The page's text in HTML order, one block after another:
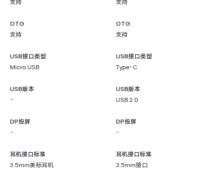
支持 支持
OTG
支持
OTG
支持
USB接口类型
Micro USB
USB接口类型
Type-C
USB版本
-
USB版本
USB 2.0
DP投屏
-
DP投屏
-
耳机接口标准
3.5mm美标耳机
耳机接口标准
3.5mm接口